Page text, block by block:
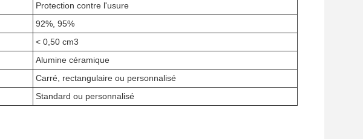
Protection contre l'usure
92%, 95%
< 0,50 cm3
Alumine céramique
Carré, rectangulaire ou personnalisé
Standard ou personnalisé